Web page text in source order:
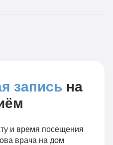
запись на
и время посещения
врача на дом